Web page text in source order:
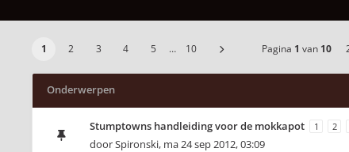
1 2 3 4 5 … 10 Pagina 1 van 10
Onderwerpen
Stumptowns handleiding voor de mokkapot 1 2
doorSpironski, ma 24 sep 2012, 03:09